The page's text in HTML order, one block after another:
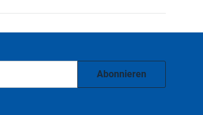
Abonnieren